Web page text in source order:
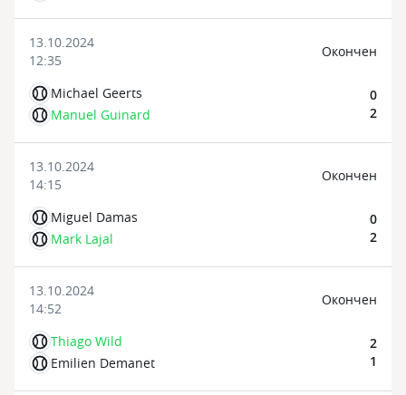
13.10.2024
12:35
Michael Geerts
Manuel Guinard
Oкончен
0
2
13.10.2024
14:15
Miguel Damas
Mark Lajal
Oкончен
0
2
13.10.2024
14:52
Thiago Wild
Emilien Demanet
Oкончен
2
1